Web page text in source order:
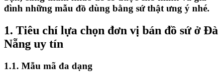
đình những mẫu đồ dùng bằng sứ thật ưng ý nhé.
1. Tiêu chí lựa chọn đơn vị bán đồ sứ ở Đà
Nẵng uy tín
1.1. Mẫu mã đa dạng